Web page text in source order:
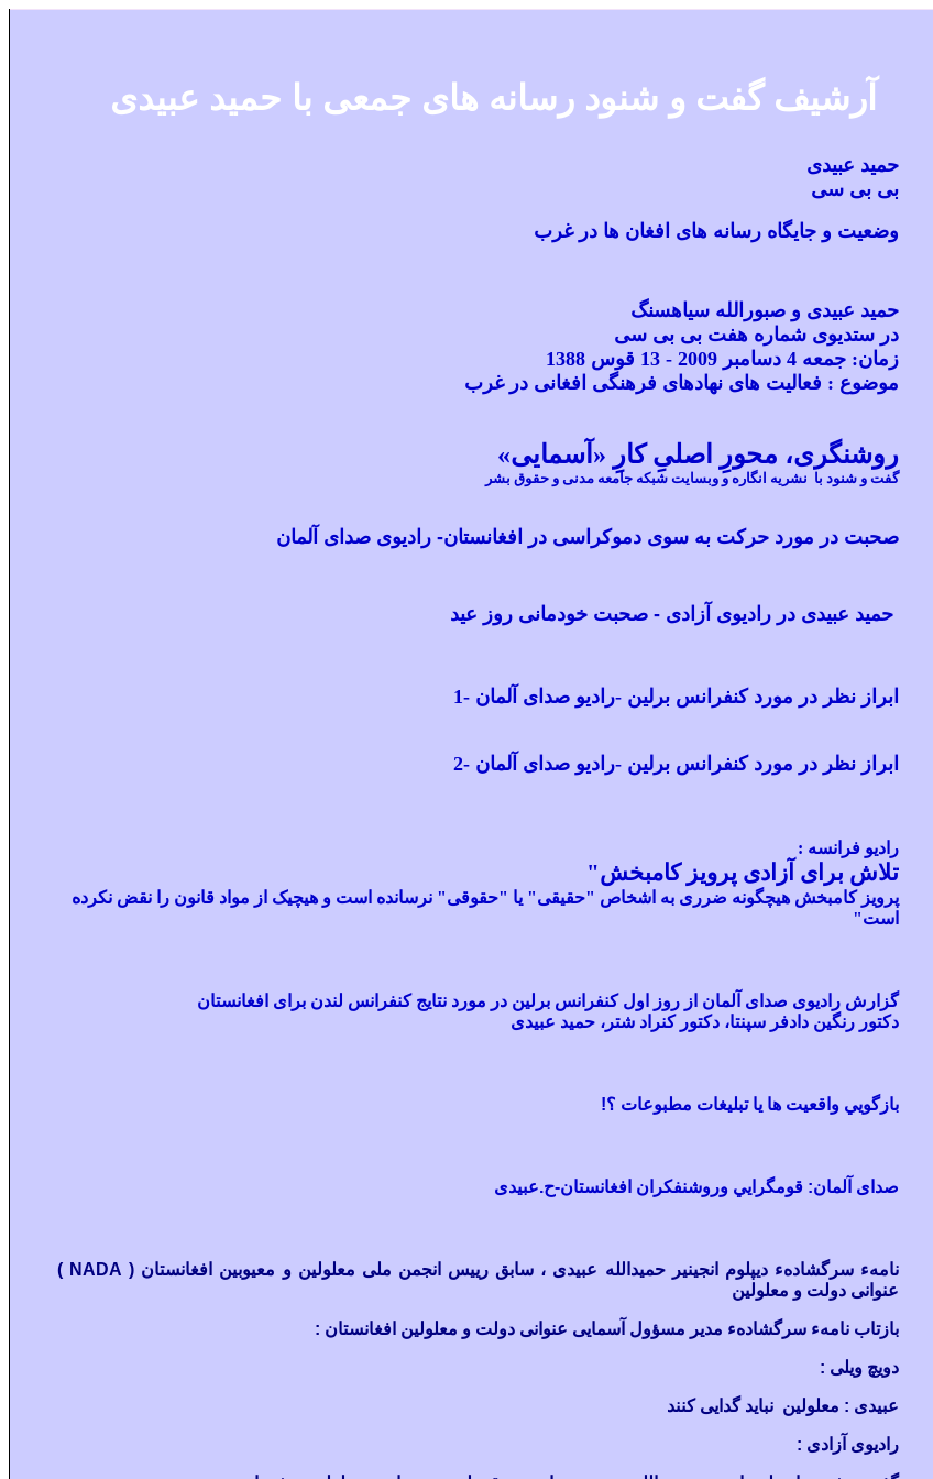
آرشيف گفت و شنود رسانه های جمعی با حمید عبیدی
حمید عبیدی
بی بی سی
وضعیت و جایگاه رسانه های افغان ها در غرب
حمید عبیدی و صبورالله سیاهسنگ
در ستدیوی شماره هفت بی بی سی
زمان: جمعه 4 دسامبر 2009 - 13 قوس 1388
موضوع : فعالیت های نهادهای فرهنگی افغانی در غرب
روشنگری، محورِ اصلیِ کارِ «آسمایی»
گفت و شنود با نشریه انگاره و وبسایت شبکه جامعه مدنی و حقوق بشر
صحبت در مورد حرکت به سوی دموکراسی در افغانستان- رادیوی صدای آلمان
حمید عبیدی در رادیوی آزادی - صحبت خودمانی روز عید
ابراز نظر در مورد کنفرانس برلین -رادیو صدای آلمان -1
ابراز نظر در مورد کنفرانس برلین -رادیو صدای آلمان -2
رادیو فرانسه :
تلاش برای آزادی پرویز کامبخش"
پرویز کامبخش هیچگونه ضرری به اشخاص "حقیقی" یا "حقوقی" نرسانده است و هیچیک از مواد قانون را نقض نکرده
است"
گزارش راديوی صدای آلمان از روز اول کنفرانس برلين در مورد نتايج کنفرانس لندن برای افغانستان
دکتور رنگين دادفر سپنتا، دکتور کنراد شتر، حميد عبيدی
بازگويي واقعيت ها يا تبليغات مطبوعات ؟!
صدای آلمان: قومگرايي وروشنفکران افغانستان-ح.عبیدی
نامهء سرگشادهء ديپلوم انجينير حميدالله عبيدی ، سابق رييس انجمن ملی معلولين و معيوبين افغانستان ( NADA
)
عنوانی دولت و معلولين
بازتاب نامهء سرگشادهء مدير مسؤول آسمايی عنوانی دولت و معلولين افغانستان :
دويچ ويلی :
عبيدی : معلولین نباید گدایی کنند
راديوی آزادی :